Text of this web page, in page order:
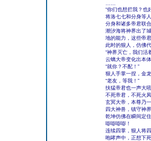
“你们也想拦我？
将洛七七和分身等
分身和诸多帝君联
潮汐海将神界出了
地的能力，这些帝
此时的狠人，仿佛
“神界灭亡，我们
云螭大帝变化出本
“就你？不配！”
狠人手掌一捏，金
“老友，等我！”
扶猛帝君也一声大
不死帝君，不死火
玄冥大帝，本尊乃
四大神兽，镇守神
乾坤仿佛在瞬间定
嘭嘭嘭嘭！
连续四掌，狠人将
咆哮声中，正想下